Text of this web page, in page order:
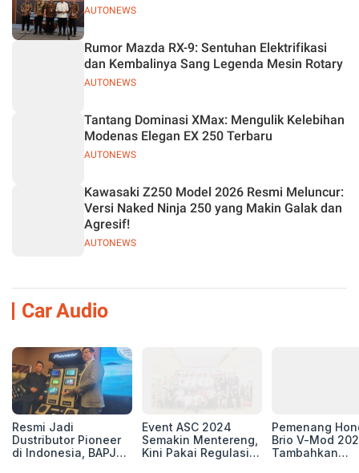
AUTONEWS
AUTONEWS
Rumor Mazda RX-9: Sentuhan Elektrifikasi
dan Kembalinya Sang Legenda Mesin Rotary
AUTONEWS
Tantang Dominasi XMax: Mengulik Kelebihan
Modenas Elegan EX 250 Terbaru
AUTONEWS
Kawasaki Z250 Model 2026 Resmi Meluncur:
Versi Naked Ninja 250 yang Makin Galak dan
Agresif!
Car Audio
Resmi Jadi
Dustributor Pioneer
di Indonesia, BAPJ
Event ASC 2024
Semakin Mentereng,
Kini Pakai Regulasi
Pemenang
Brio V-Mod
Tambahkan